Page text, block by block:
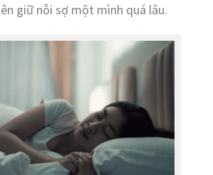
giữ nỗi sợ một mình quá lâu.